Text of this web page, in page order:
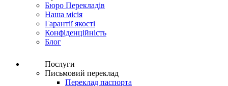
Бюро Перекладів
Наша місія
Гарантії якості
Конфіденційність
Блог
Послуги
Письмовий переклад
Переклад паспорта